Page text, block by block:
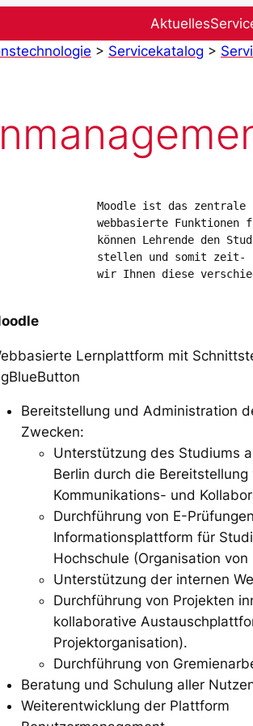
Aktuelles
> Servicekatalog >
Moodle ist das zentrale
webbasierte
können Lehrende den
stellen und somit zeit-
wir Ihnen diese
Lernplattform mit
Bereitstellung und Administration
Zwecken:
Unterstützung des Studiums
Berlin durch die
Kommunikations- und
Durchführung von E-
Informationsplattform für
Hochschule (Organisation
Unterstützung der internen
Durchführung von Projekten
kollaborative
Projektorganisation).
Durchführung von
Beratung und Schulung aller
Weiterentwicklung der Plattform